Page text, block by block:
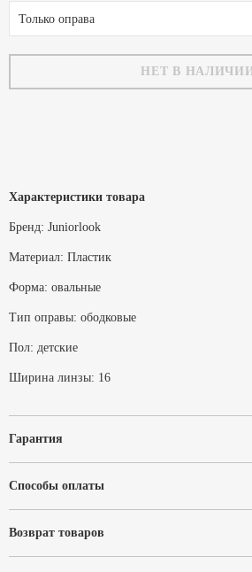
Только оправа
НЕТ В НАЛИЧИИ
Характеристики товара
Бренд: Juniorlook
Материал: Пластик
Форма: овальные
Тип оправы: ободковые
Пол: детские
Ширина линзы: 16
Гарантия
Способы оплаты
Возврат товаров